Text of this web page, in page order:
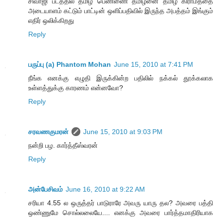
அடையாளம் கட்டும் பாட்டின் ஒளிப்பதிவில் இருந்த அபத்தம் இங்கும்
எதிர் ஒலிக்கிறது
Reply
பருப்பு (a) Phantom Mohan June 15, 2010 at 7:41 PM
நீங்க எனக்கு எழுதி இருக்கின்ற பதிலில் நக்கல் தூக்கலாக
உள்ளத்துக்கு காரணம் என்னவோ?
Reply
சரவணகுமரன்
June 15, 2010 at 9:03 PM
நன்றி பழ. கார்த்தீஸ்வரன்
Reply
அன்பேசிவம் June 16, 2010 at 9:22 AM
சரியா 4.55 ல ஒருத்தர் பாடுராரே அவரு யாரு தல? அவரை பத்தி
ஒண்ணுமே சொல்லலையே.... எனக்கு அவரை பார்த்தமாதிரியாக